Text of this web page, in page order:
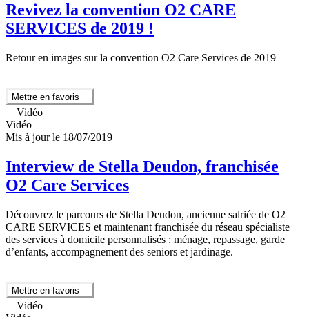
Revivez la convention O2 CARE
SERVICES de 2019 !
Retour en images sur la convention O2 Care Services de 2019
Mettre en favoris
Vidéo
Vidéo
Mis à jour le 18/07/2019
Interview de Stella Deudon, franchisée
O2 Care Services
Découvrez le parcours de Stella Deudon, ancienne salriée de O2
CARE SERVICES et maintenant franchisée du réseau spécialiste
des services à domicile personnalisés : ménage, repassage, garde
d’enfants, accompagnement des seniors et jardinage.
Mettre en favoris
Vidéo